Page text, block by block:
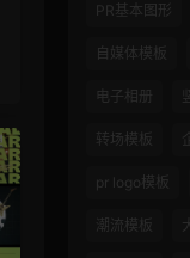
PR基本图形
自媒体模板
电子相册
转场模板
pr logo模板
潮流模板